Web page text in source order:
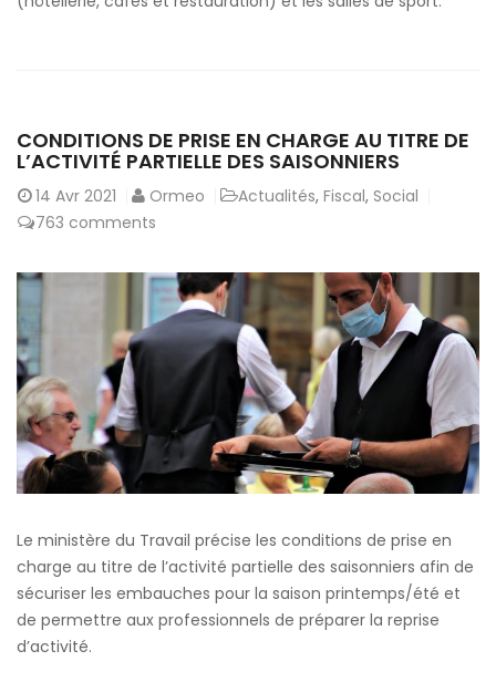
CONDITIONS DE PRISE EN CHARGE AU TITRE DE
L’ACTIVITÉ PARTIELLE DES SAISONNIERS
14 Avr 2021 Ormeo Actualités, Fiscal, Social
763 comments
Le ministère du Travail précise les conditions de prise en
charge au titre de l’activité partielle des saisonniers afin de
sécuriser les embauches pour la saison printemps/été et
de permettre aux professionnels de préparer la reprise
d’activité.